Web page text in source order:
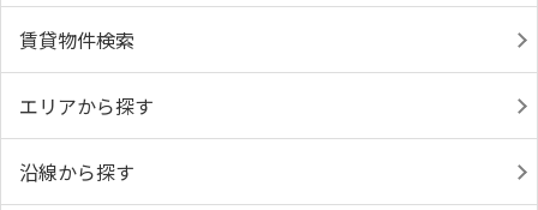
賃貸物件検索
エリアから探す
沿線から探す